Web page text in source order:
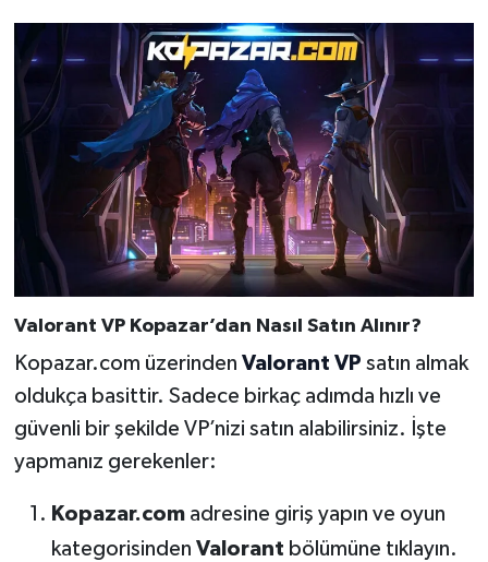
Valorant VP Kopazar’dan Nasıl Satın Alınır?
Kopazar.com üzerinden Valorant VP satın almak
oldukça basittir. Sadece birkaç adımda hızlı ve
güvenli bir şekilde VP’nizi satın alabilirsiniz. İşte
yapmanız gerekenler:
Kopazar.comadresine giriş yapın ve oyun
kategorisinden Valorant bölümüne tıklayın.